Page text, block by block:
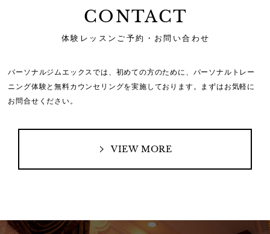
CONTACT
体験レッスンご予約・お問い合わせ
パーソナルジムエックスでは、初めての方のために、 パーソナルトレー
ニング体験と無料カウンセリングを実施しております。
まずはお気軽に
お問合せください。
VIEW MORE